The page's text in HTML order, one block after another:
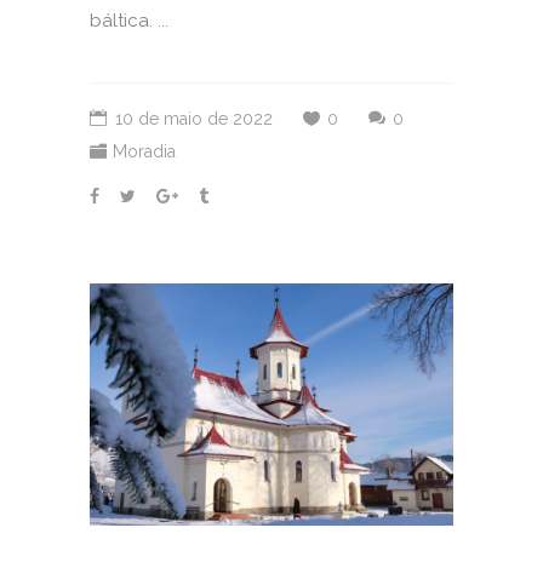
báltica. ...
10 de maio de 2022 0
0
Moradia